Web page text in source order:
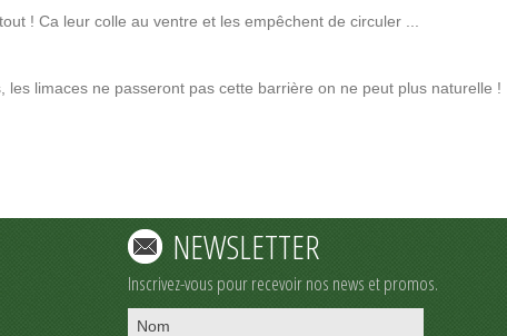
! Ca leur colle au ventre et les empêchent de circuler ...
limaces ne passeront pas cette barrière on ne peut plus naturelle !
NEWSLETTER
Inscrivez-vous pour recevoir nos news et promos.